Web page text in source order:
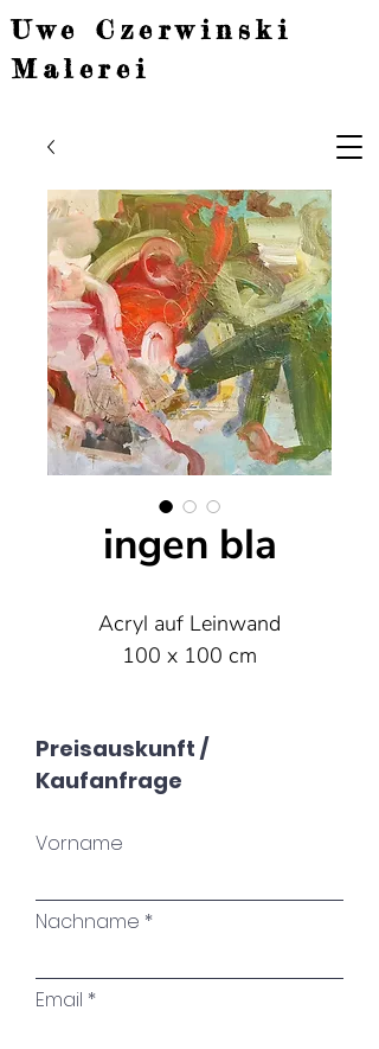
Uwe Czerwinski
Malerei
ingen bla
Acryl auf Leinwand
100 x 100 cm
Preisauskunft /
Kaufanfrage
Vorname
Nachname
Email